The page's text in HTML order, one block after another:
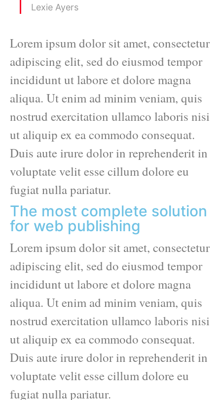
Lexie Ayers
Lorem ipsum dolor sit amet, consectetur
adipiscing elit, sed do eiusmod tempor
incididunt ut labore et dolore magna
aliqua. Ut enim ad minim veniam, quis
nostrud exercitation ullamco laboris nisi
ut aliquip ex ea commodo consequat.
Duis aute irure dolor in reprehenderit in
voluptate velit esse cillum dolore eu
fugiat nulla pariatur.
The most complete solution
for web publishing
Lorem ipsum dolor sit amet, consectetur
adipiscing elit, sed do eiusmod tempor
incididunt ut labore et dolore magna
aliqua. Ut enim ad minim veniam, quis
nostrud exercitation ullamco laboris nisi
ut aliquip ex ea commodo consequat.
Duis aute irure dolor in reprehenderit in
voluptate velit esse cillum dolore eu
fugiat nulla pariatur.